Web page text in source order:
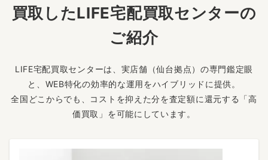
買取したLIFE宅配買取センターの
ご紹介
LIFE宅配買取センターは、実店舗（仙台拠点）の専門鑑定眼
と、WEB特化の効率的な運用をハイブリッドに提供。
全国どこからでも、コストを抑えた分を査定額に還元する「高
価買取」を可能にしています。